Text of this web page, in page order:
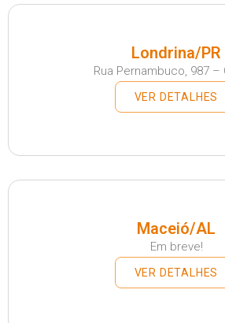
Londrina/PR
Rua Pernambuco, 987 –
VER DETALHES
Maceió/AL
Em breve!
VER DETALHES